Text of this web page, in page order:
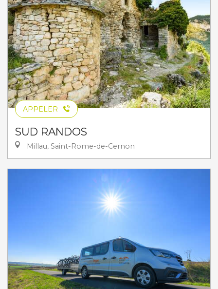
APPELER
SUD RANDOS
Millau, Saint-Rome-de-Cernon